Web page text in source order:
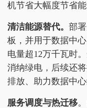
机节省大幅度节省能
清洁能源替代。 部
板，并用于数据中
电量超12万千瓦时
消纳绿电，后续还
排放、助力数据中心
服务调度与热迁移